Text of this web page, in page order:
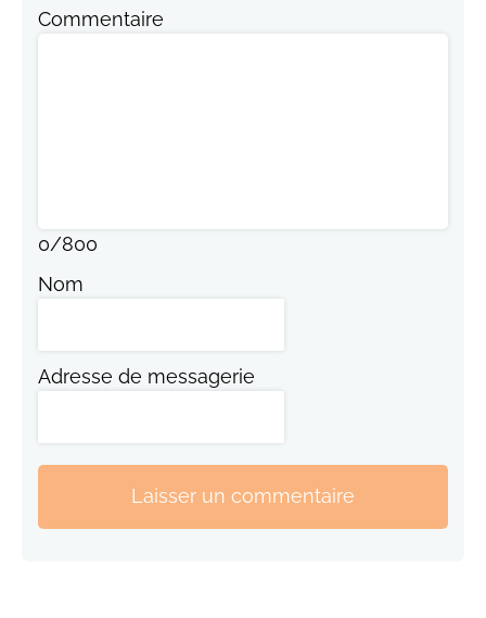
Commentaire
0/800
Nom
Adresse de messagerie
Laisser un commentaire